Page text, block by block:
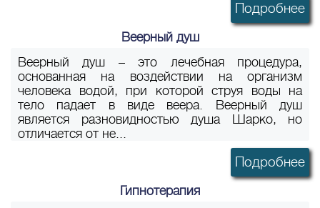
Подробнее
Веерный душ
Веерный душ – это лечебная процедура,
основанная на воздействии на организм
человека водой, при которой струя воды на
тело падает в виде веера. Веерный душ
является разновидностью душа Шарко, но
отличается от не...
Подробнее
Гипнотерапия